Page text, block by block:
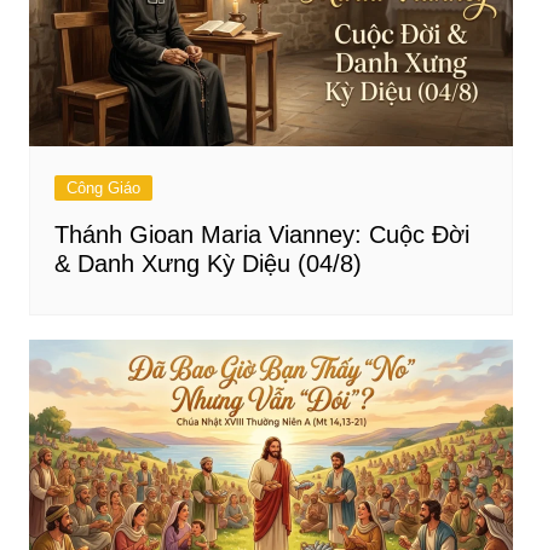
Công Giáo
Thánh Gioan Maria Vianney: Cuộc Đời
& Danh Xưng Kỳ Diệu (04/8)